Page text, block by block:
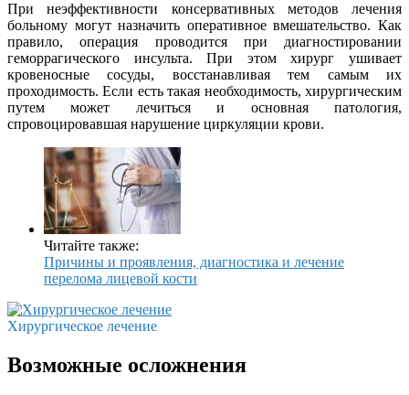
При неэффективности консервативных методов лечения
больному могут назначить оперативное вмешательство. Как
правило, операция проводится при диагностировании
геморрагического инсульта. При этом хирург ушивает
кровеносные сосуды, восстанавливая тем самым их
проходимость. Если есть такая необходимость, хирургическим
путем может лечиться и основная патология,
спровоцировавшая нарушение циркуляции крови.
Читайте также:
Причины и проявления, диагностика и лечение
перелома лицевой кости
Хирургическое лечение
Возможные осложнения